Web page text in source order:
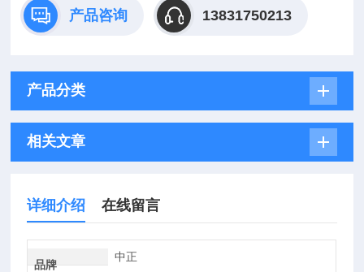
产品咨询 13831750213
产品分类
相关文章
详细介绍 在线留言
品牌
中正